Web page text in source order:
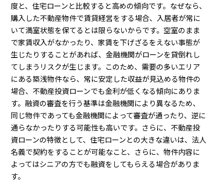
度と、住宅ローンと比較すると高めの傾向です。なぜなら、
購入した不動産物件で賃貸経営をする場合、入居者が常に
いて満室状態を保てるとは限らないからです。空室のまま
で家賃収入がなかったり、家賃を下げざるをえない事態が
生じたりすることがあれば、金融機関がローンを貸倒れし
てしまうリスクが生じます。このため、需要の多いエリア
にある築浅物件なら、常に安定した収益が見込める物件の
場合、不動産投資ローンでも金利が低くなる傾向にありま
す。融資の審査を行う基準は金融機関により異なるため、
同じ物件であっても金融機関によって審査が通ったり、逆に
通らなかったりする可能性も高いです。さらに、不動産投
資ローンの特徴として、住宅ローンとの大きな違いは、法人
名義で契約をすることが可能なこと、さらに、物件内容に
よってはシニアの方でも融資をしてもらえる場合がありま
す。